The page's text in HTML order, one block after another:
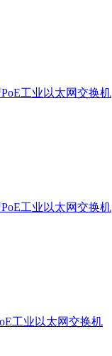
工业以太网交换机
工业以太网交换机
工业以太网交换机